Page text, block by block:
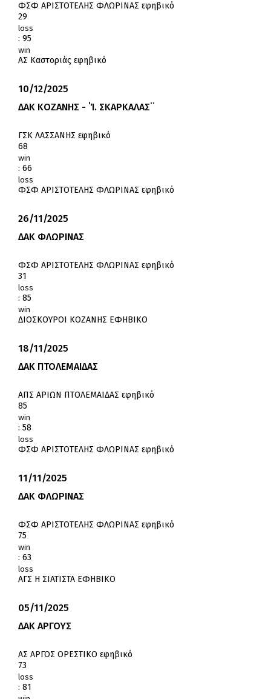
ΦΣΦ ΑΡΙΣΤΟΤΕΛΗΣ ΦΛΩΡΙΝΑΣ εφηβικό
29
loss
: 95
win
ΑΣ Καστοριάς εφηβικό
10/12/2025
ΔΑΚ ΚΟΖΑΝΗΣ - ΄Ί. ΣΚΑΡΚΑΛΑΣ¨
ΓΣΚ ΛΑΣΣΑΝΗΣ εφηβικό
68
win
: 66
loss
ΦΣΦ ΑΡΙΣΤΟΤΕΛΗΣ ΦΛΩΡΙΝΑΣ εφηβικό
26/11/2025
ΔΑΚ ΦΛΩΡΙΝΑΣ
ΦΣΦ ΑΡΙΣΤΟΤΕΛΗΣ ΦΛΩΡΙΝΑΣ εφηβικό
31
loss
: 85
win
ΔΙΟΣΚΟΥΡΟΙ ΚΟΖΑΝΗΣ ΕΦΗΒΙΚΟ
18/11/2025
ΔΑΚ ΠΤΟΛΕΜΑΙΔΑΣ
ΑΠΣ ΑΡΙΩΝ ΠΤΟΛΕΜΑΙΔΑΣ εφηβικό
85
win
: 58
loss
ΦΣΦ ΑΡΙΣΤΟΤΕΛΗΣ ΦΛΩΡΙΝΑΣ εφηβικό
11/11/2025
ΔΑΚ ΦΛΩΡΙΝΑΣ
ΦΣΦ ΑΡΙΣΤΟΤΕΛΗΣ ΦΛΩΡΙΝΑΣ εφηβικό
75
win
: 63
loss
ΑΓΣ Η ΣΙΑΤΙΣΤΑ ΕΦΗΒΙΚΟ
05/11/2025
ΔΑΚ ΑΡΓΟΥΣ
ΑΣ ΑΡΓΟΣ ΟΡΕΣΤΙΚΟ εφηβικό
73
loss
: 81